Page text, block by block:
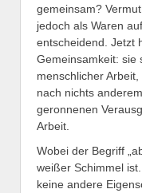
gemeinsam?
jedoch als Waren
entscheidend. Jetzt
Gemeinsamkeit: sie
menschlicher
nach nichts
geronnenen
Arbeit.
Wobei der Begriff
weißer Schimmel
keine andere